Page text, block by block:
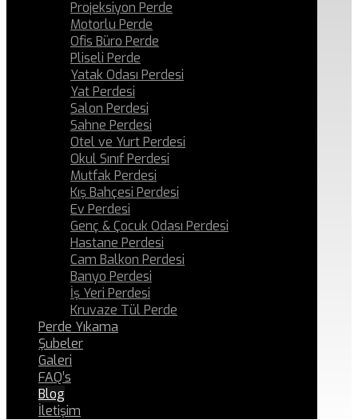
Projeksiyon Perde
Motorlu Perde
Ofis Büro Perde
Pliseli Perde
Yatak Odası Perdesi
Yat Perdesi
Salon Perdesi
Sahne Perdesi
Otel ve Yurt Perdesi
Okul Sınıf Perdesi
Mutfak Perdesi
Kış Bahçesi Perdesi
Ev Perdesi
Genç & Çocuk Odası Perdesi
Hastane Perdesi
Cam Balkon Perdesi
Banyo Perdesi
İş Yeri Perdesi
Kruvaze Tül Perde
Perde Yıkama
Şubeler
Galeri
FAQ’s
Blog
İletişim